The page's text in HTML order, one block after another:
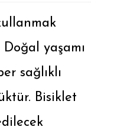
yaşamı
sağlıklı
Bisiklet